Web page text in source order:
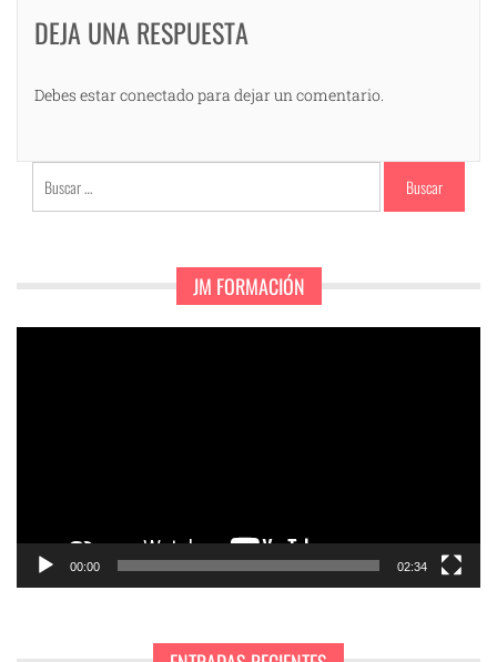
DEJA UNA RESPUESTA
Debes estar conectado para dejar un comentario.
Buscar:
JM FORMACIÓN
00:00 02:34